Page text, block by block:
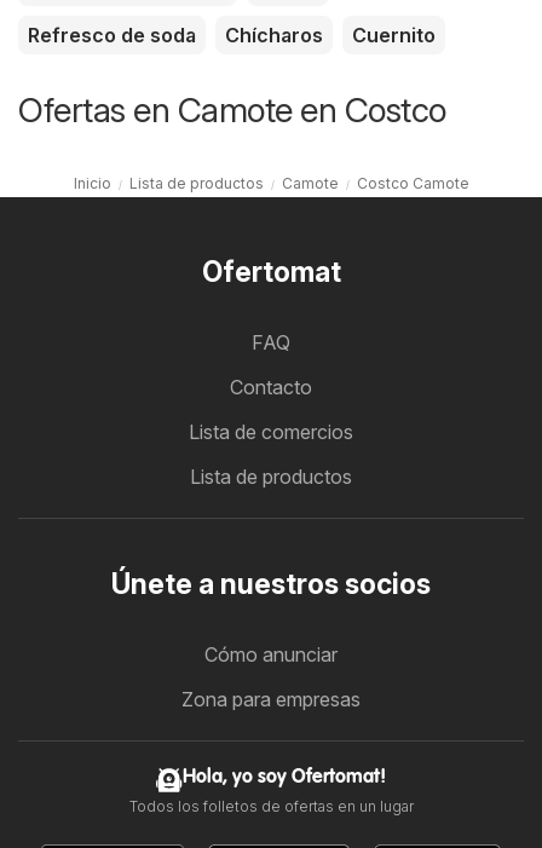
Refresco de soda
Chícharos Cuernito
Ofertas en Camote en Costco
Inicio Lista de productos Camote Costco Camote
Ofertomat
FAQ
Contacto
Lista de comercios
Lista de productos
Únete a nuestros socios
Cómo anunciar
Zona para empresas
Hola, yo soy Ofertomat!
Todos los folletos de ofertas en un lugar